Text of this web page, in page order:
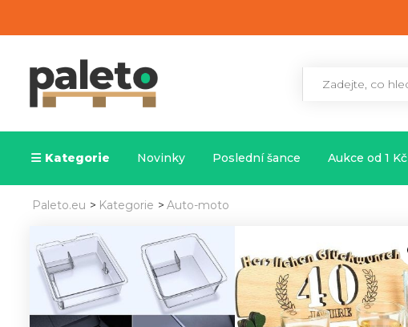
Kategorie Novinky Poslední šance Aukce od 1 Kč
Paleto.eu > Kategorie > Auto-moto